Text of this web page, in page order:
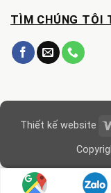
TÌM CHÚNG TÔI
Thiết kế website